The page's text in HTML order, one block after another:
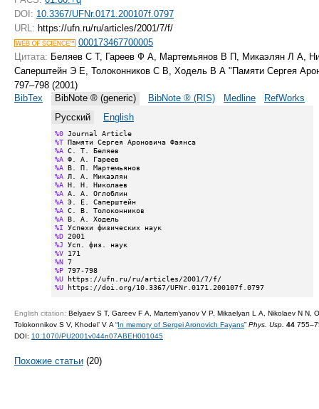
DOI: 10.3367/UFNr.0171.200107f.0797
URL: https://ufn.ru/ru/articles/2001/7/f/
000173467700005
Цитата: Беляев С Т, Гареев Ф А, Мартемьянов В П, Микаэлян Л А,
Саперштейн Э Е, Толоконников С В, Ходель В А "Памяти Сергея
797–798 (2001)
BibTex
BibNote ® (generic) BibNote ® (RIS) Medline
RefWorks
Русский
English
%0
%T
%A
%A
%A
%A
%A
%A
%A
%A
%A
%I
%D
%J
%V
%N
%P
%U
%U https://doi.org/10.3367/UFNr.0171.200107f.0797
English citation: Belyaev S T, Gareev F A, Martem’yanov V P, Mikaelyan L A, Nikolaev N N,
Tolokonnikov S V, Khodel’ V A “In memory of Sergei Aronovich Fayans” Phys. Usp. 44
DOI: 10.1070/PU2001v044n07ABEH001045
Похожие статьи (20)